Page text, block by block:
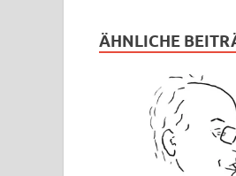
ÄHNLICHE